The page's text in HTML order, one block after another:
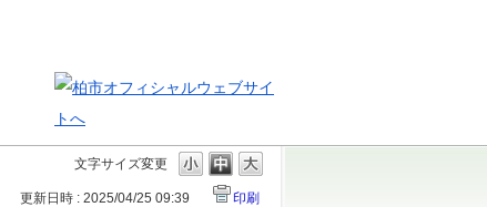
文字サイズ変更
更新日時 : 2025/04/25 09:39 印刷